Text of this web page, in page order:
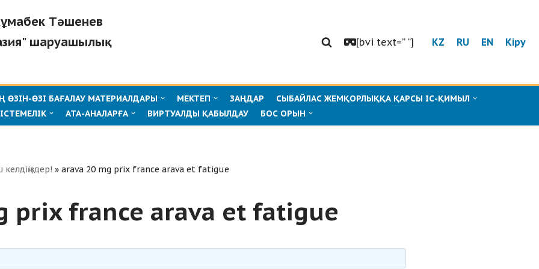
Тәшенев
шаруашылық
[bvi text=” “] KZ RU EN Кіру
ӨЗІ БАҒАЛАУ МАТЕРИАЛДАРЫ МЕКТЕП ЗАҢДАР
СЫБАЙЛАС ЖЕМҚОРЛЫҚҚА ҚАРСЫ ІС-ҚИМЫЛ
АТА-АНАЛАРҒА ВИРТУАЛДЫ ҚАБЫЛДАУ БОС ОРЫН
келдіңіздер! » arava 20 mg prix france arava et fatigue
prix france arava et fatigue